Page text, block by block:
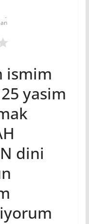
ismim
yasim
dini